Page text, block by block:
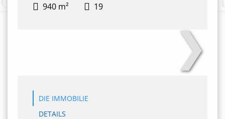
940 m² 19
❯
DIE IMMOBILIE
DETAILS